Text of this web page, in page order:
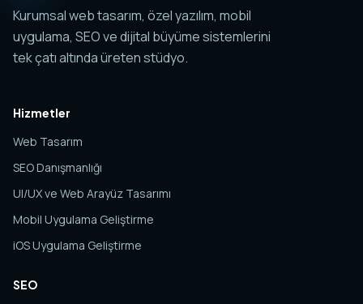
Kurumsal web tasarım, özel yazılım, mobil
uygulama, SEO ve dijital büyüme sistemlerini
tek çatı altında üreten stüdyo.
Hizmetler
Web Tasarım
SEO Danışmanlığı
UI/UX ve Web Arayüz Tasarımı
Mobil Uygulama Geliştirme
iOS Uygulama Geliştirme
SEO